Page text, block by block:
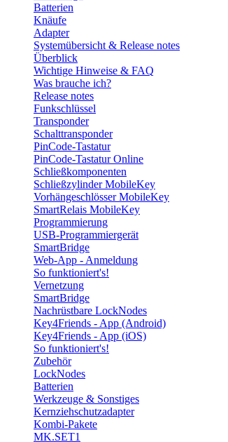
Batterien
Knäufe
Adapter
Systemübersicht & Release notes
Überblick
Wichtige Hinweise & FAQ
Was brauche ich?
Release notes
Funkschlüssel
Transponder
Schalttransponder
PinCode-Tastatur
PinCode-Tastatur Online
Schließkomponenten
Schließzylinder MobileKey
Vorhängeschlösser MobileKey
SmartRelais MobileKey
Programmierung
USB-Programmiergerät
SmartBridge
Web-App - Anmeldung
So funktioniert's!
Vernetzung
SmartBridge
Nachrüstbare LockNodes
Key4Friends - App (Android)
Key4Friends - App (iOS)
So funktioniert's!
Zubehör
LockNodes
Batterien
Werkzeuge & Sonstiges
Kernziehschutzadapter
Kombi-Pakete
MK.SET1